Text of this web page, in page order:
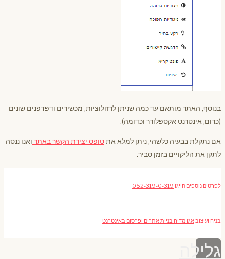
בנוסף, האתר מותאם עד כמה שניתן לרזולוציות, מכשירים ודפדפנים שונים
(כרום, אינטרנט אקספלורר וכדומה).
אם נתקלת בבעיה כלשהי, ניתן למלא אתטופס יצירת הקשר באתר ואנו ננסה
לתקן את הליקויים בזמן סביר.
לפרטים נוספים חייגו 052-319-0-319
בניה ועיצובאגו מדיה בניית אתרים ופרסום באינטרנט
גלילה